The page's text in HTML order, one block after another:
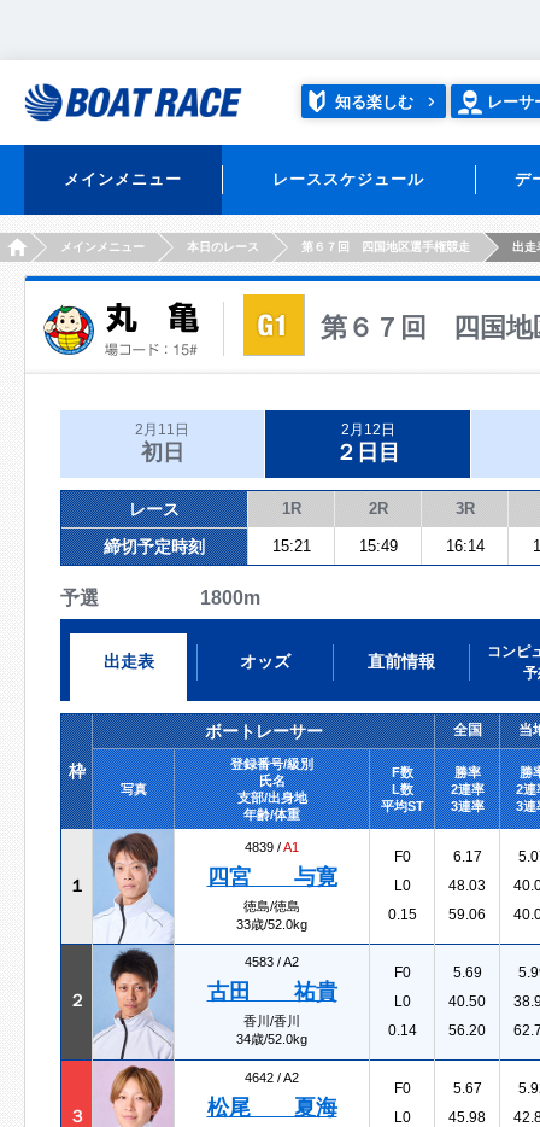
知る楽しむ レーサ
メインメニュー レーススケジュール デ
HOMEメインメニュー 本日のレース 第６７回 四国地区選手権競走 出走
第６７回 四国地
2月11日
初日
2月12日
２日目
レース 1R 2R 3R
締切予定時刻 15:21 15:49 16:14
予選 1800m
出走表 オッズ 直前情報
コンピ
予
枠
ボートレーサー 全国 当
写真
登録番号/級別
氏名
支部/出身地
年齢/体重
F数
L数
平均ST
勝率
2連率
3連率
勝
2連
3連
１
4839 /A1
四宮 与寛
徳島/徳島
33歳/52.0kg
F0
L0
0.15
6.17
48.03
59.06
２
4583 /A2
古田 祐貴
香川/香川
34歳/52.0kg
F0
L0
0.14
5.69
40.50
56.20
３
4642 /A2
松尾 夏海
F0
L0
5.67
45.98